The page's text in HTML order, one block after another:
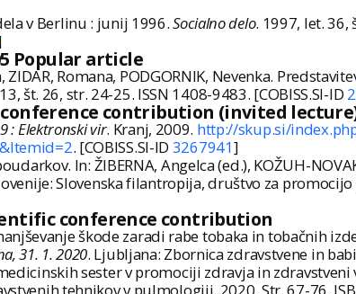
v Berlinu : junij 1996.Socialno delo. 1997, let. 36,
Popular article
ZIDAR, Romana, PODGORNIK, Nevenka.
št. 26, str. 24-25. ISSN 1408-9483. [COBISS.SI-ID
conference contribution (invited
: Elektronski vir. Kranj, 2009. http://skup.si/
. [COBISS.SI-ID 3267941]
In: ŽIBERNA, Angelca (ed.), KOŽUH-
Slovenska filantropija, društvo za
conference contribution
škode zaradi rabe tobaka in tobačnih
31. 1. 2020. Ljubljana: Zbornica zdravstvene in
sester v promociji zdravja in
tehnikov v pulmologiji, 2020. Str. 67-76.